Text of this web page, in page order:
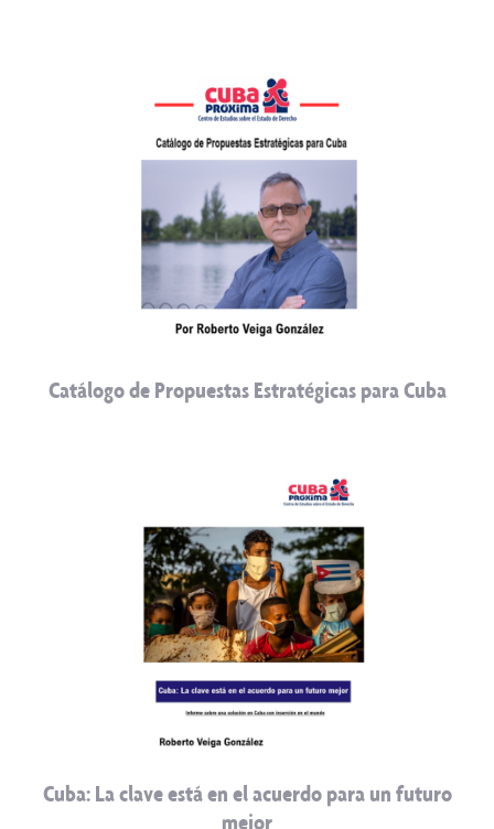
Catálogo de Propuestas Estratégicas para Cuba
Cuba: La clave está en el acuerdo para un futuro
mejor